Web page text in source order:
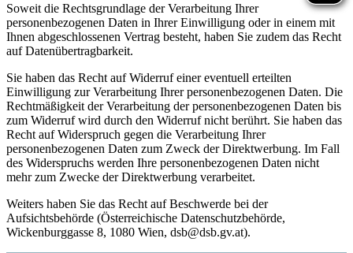
Soweit die Rechtsgrundlage der Verarbeitung Ihrer
personenbezogenen Daten in Ihrer Einwilligung oder in einem mit
Ihnen abgeschlossenen Vertrag besteht, haben Sie zudem das Recht
auf Datenübertragbarkeit.
Sie haben das Recht auf Widerruf einer eventuell erteilten
Einwilligung zur Verarbeitung Ihrer personenbezogenen Daten. Die
Rechtmäßigkeit der Verarbeitung der personenbezogenen Daten bis
zum Widerruf wird durch den Widerruf nicht berührt. Sie haben das
Recht auf Widerspruch gegen die Verarbeitung Ihrer
personenbezogenen Daten zum Zweck der Direktwerbung. Im Fall
des Widerspruchs werden Ihre personenbezogenen Daten nicht
mehr zum Zwecke der Direktwerbung verarbeitet.
Weiters haben Sie das Recht auf Beschwerde bei der
Aufsichtsbehörde (Österreichische Datenschutzbehörde,
Wickenburggasse 8, 1080 Wien, dsb@dsb.gv.at).